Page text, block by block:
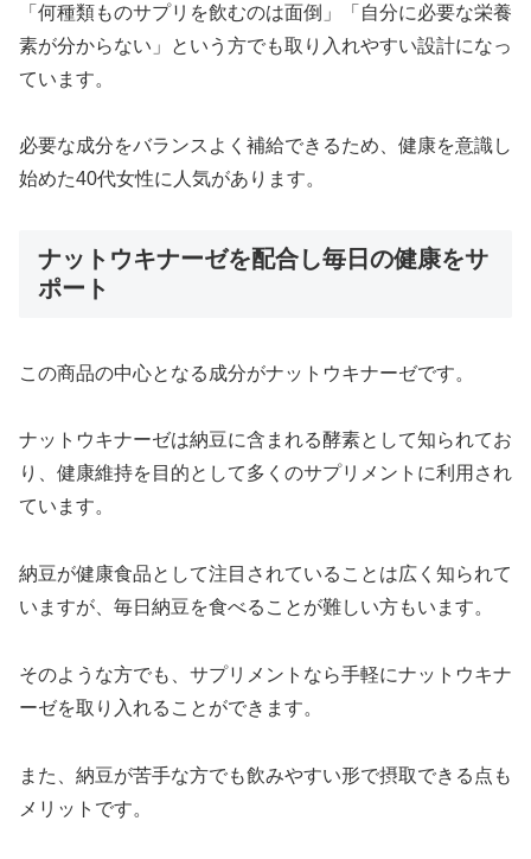
「何種類ものサプリを飲むのは面倒」「自分に必要な栄養
素が分からない」という方でも取り入れやすい設計になっ
ています。
必要な成分をバランスよく補給できるため、健康を意識し
始めた40代女性に人気があります。
ナットウキナーゼを配合し毎日の健康をサ
ポート
この商品の中心となる成分がナットウキナーゼです。
ナットウキナーゼは納豆に含まれる酵素として知られてお
り、健康維持を目的として多くのサプリメントに利用され
ています。
納豆が健康食品として注目されていることは広く知られて
いますが、毎日納豆を食べることが難しい方もいます。
そのような方でも、サプリメントなら手軽にナットウキナ
ーゼを取り入れることができます。
また、納豆が苦手な方でも飲みやすい形で摂取できる点も
メリットです。